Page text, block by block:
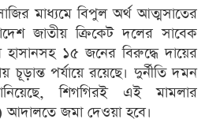
মাধ্যমে বিপুল অর্থ আত্মসাতের
জাতীয় ক্রিকেট দলের সাবেক
১৫ জনের বিরুদ্ধে দায়ের
চূড়ান্ত পর্যায়ে রয়েছে। দুর্নীতি দমন
শিগগিরই এই মামলার
আদালতে জমা দেওয়া হবে।